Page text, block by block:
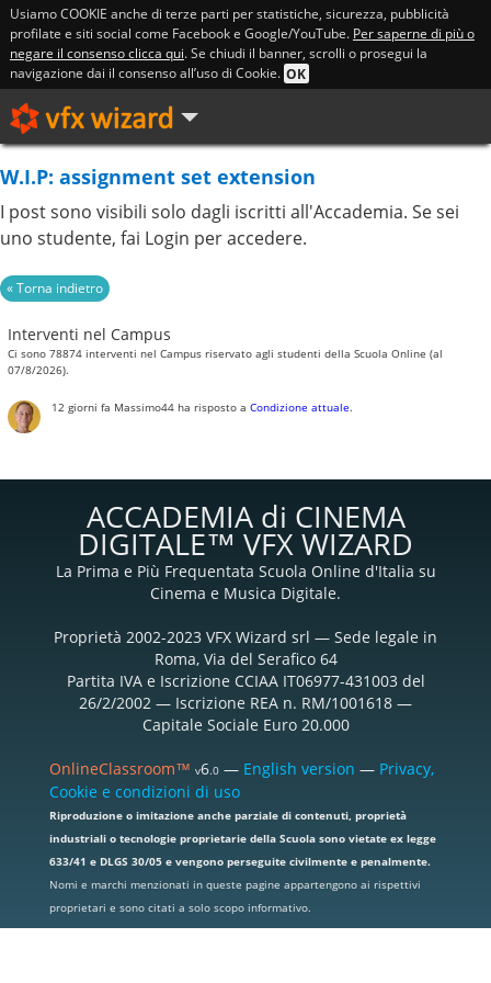
Usiamo COOKIE anche di terze parti per statistiche, sicurezza, pubblicità
profilate e siti social come Facebook e Google/YouTube. Per saperne di più o
negare il consenso clicca qui. Se chiudi il banner, scrolli o prosegui la
navigazione dai il consenso all’uso di Cookie. OK
W.I.P: assignment set extension
I post sono visibili solo dagli iscritti all'Accademia. Se sei
uno studente, fai Login per accedere.
Interventi nel Campus
Ci sono 78874 interventi nel Campus riservato agli studenti della Scuola Online (al
07/8/2026).
12 giorni fa Massimo44ha risposto a Condizione attuale.
ACCADEMIA di CINEMA
DIGITALE™ VFX WIZARD
La Prima e Più Frequentata Scuola Online d'Italia su
Cinema e Musica Digitale.
Proprietà 2002-2023 VFX Wizard srl — Sede legale in
Roma, Via del Serafico 64
Partita IVA e Iscrizione CCIAA IT06977-431003 del
26/2/2002 — Iscrizione REA n. RM/1001618 —
Capitale Sociale Euro 20.000
OnlineClassroom™ v6.0— English version — Privacy,
Cookie e condizioni di uso
Riproduzione o imitazione anche parziale di contenuti, proprietà
industriali o tecnologie proprietarie della Scuola sono vietate ex legge
633/41 e DLGS 30/05 e vengono perseguite civilmente e penalmente.
Nomi e marchi menzionati in queste pagine appartengono ai rispettivi
proprietari e sono citati a solo scopo informativo.